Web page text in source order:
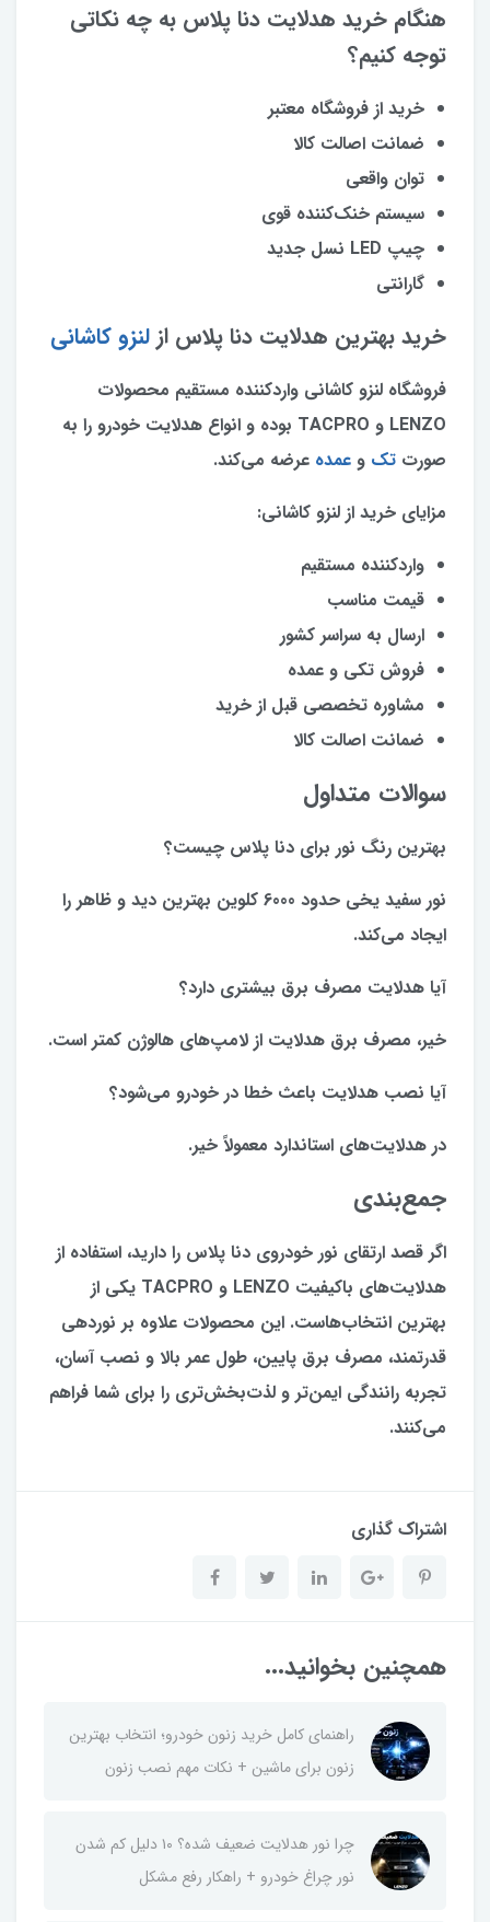
هنگام خرید هدلایت دنا پلاس به چه نکاتی
توجه کنیم؟
خرید از فروشگاه معتبر
ضمانت اصالت کالا
توان واقعی
سیستم خنک‌کننده قوی
چیپ LED نسل جدید
گارانتی
خرید بهترین هدلایت دنا پلاس ازلنزو کاشانی
فروشگاه لنزو کاشانی واردکننده مستقیم محصولات
LENZO و TACPRO بوده و انواع هدلایت خودرو را به
صورت تک و عمده عرضه می‌کند.
مزایای خرید از لنزو کاشانی:
واردکننده مستقیم
قیمت مناسب
ارسال به سراسر کشور
فروش تکی و عمده
مشاوره تخصصی قبل از خرید
ضمانت اصالت کالا
سوالات متداول
بهترین رنگ نور برای دنا پلاس چیست؟
نور سفید یخی حدود 6000 کلوین بهترین دید و ظاهر را
ایجاد می‌کند.
آیا هدلایت مصرف برق بیشتری دارد؟
خیر، مصرف برق هدلایت از لامپ‌های هالوژن کمتر است.
آیا نصب هدلایت باعث خطا در خودرو می‌شود؟
در هدلایت‌های استاندارد معمولاً خیر.
جمع‌بندی
اگر قصد ارتقای نور خودروی دنا پلاس را دارید، استفاده از
هدلایت‌های باکیفیت LENZO و TACPRO یکی از
بهترین انتخاب‌هاست. این محصولات علاوه بر نوردهی
قدرتمند، مصرف برق پایین، طول عمر بالا و نصب آسان،
تجربه رانندگی ایمن‌تر و لذت‌بخش‌تری را برای شما فراهم
می‌کنند.
اشتراک گذاری
همچنین بخوانید...
راهنمای کامل خرید زنون خودرو؛ انتخاب بهترین
زنون برای ماشین + نکات مهم نصب زنون
چرا نور هدلایت ضعیف شده؟ ۱۰ دلیل کم شدن
نور چراغ خودرو + راهکار رفع مشکل